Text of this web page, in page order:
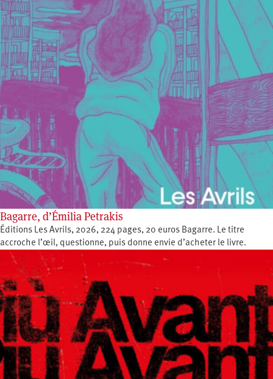
Bagarre, d’Émilia Petrakis
Éditions Les Avrils, 2026, 224 pages, 20 euros Bagarre. Le titre
accroche l’œil, questionne, puis donne envie d’acheter le livre.